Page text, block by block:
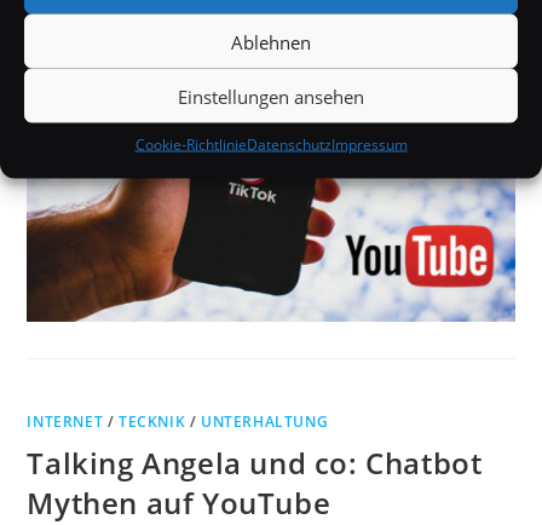
Ablehnen
Einstellungen ansehen
Cookie-RichtlinieDatenschutzImpressum
INTERNET /TECKNIK / UNTERHALTUNG
Talking Angela und co: Chatbot
Mythen auf YouTube